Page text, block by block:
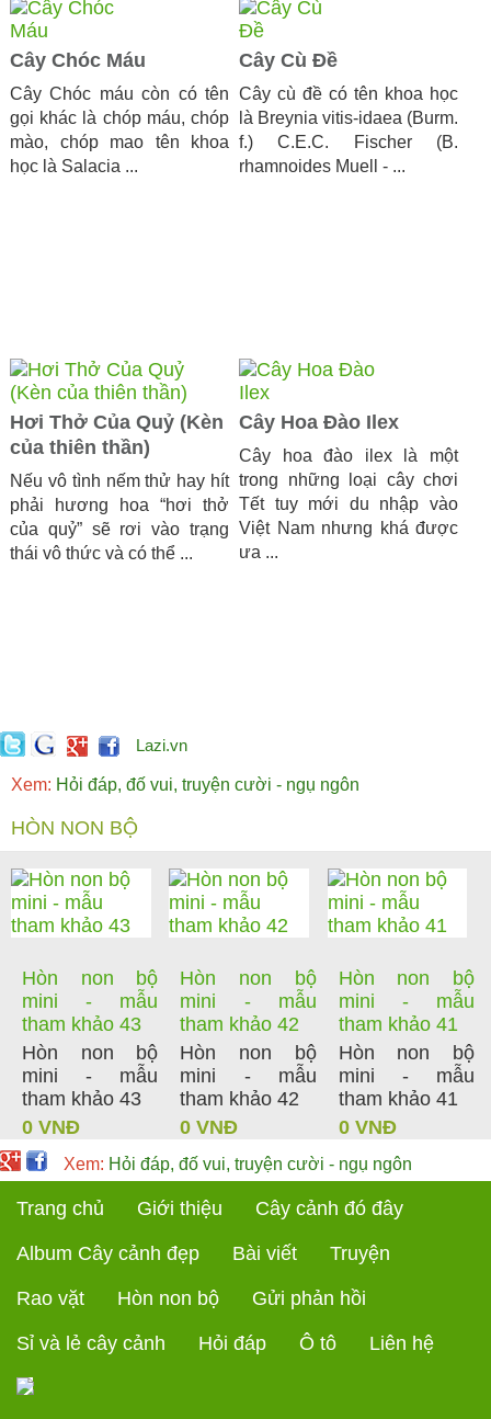
Cây Chóc Máu
Cây Chóc máu còn có tên
gọi khác là chóp máu, chóp
mào, chóp mao tên khoa
học là Salacia ...
Cây Cù Đề
Cây cù đề có tên khoa học
là Breynia vitis-idaea (Burm.
f.) C.E.C. Fischer (B.
rhamnoides Muell - ...
Hơi Thở Của Quỷ (Kèn
của thiên thần)
Nếu vô tình nếm thử hay hít
phải hương hoa “hơi thở
của quỷ” sẽ rơi vào trạng
thái vô thức và có thể ...
Cây Hoa Đào Ilex
Cây hoa đào ilex là một
trong những loại cây chơi
Tết tuy mới du nhập vào
Việt Nam nhưng khá được
ưa ...
Lazi.vn
Xem: Hỏi đáp, đố vui, truyện cười - ngụ ngôn
HÒN NON BỘ
Hòn non bộ
mini - mẫu
tham khảo 43
Hòn non bộ
mini - mẫu
tham khảo 43
0 VNĐ
Hòn non bộ
mini - mẫu
tham khảo 42
Hòn non bộ
mini - mẫu
tham khảo 42
0 VNĐ
Hòn non bộ
mini - mẫu
tham khảo 41
Hòn non bộ
mini - mẫu
tham khảo 41
0 VNĐ
Xem: Hỏi đáp, đố vui, truyện cười - ngụ ngôn
Trang chủ Giới thiệu Cây cảnh đó đây
Album Cây cảnh đẹp Bài viết Truyện
Rao vặt Hòn non bộ Gửi phản hồi
Sỉ và lẻ cây cảnh Hỏi đáp Ô tô Liên hệ